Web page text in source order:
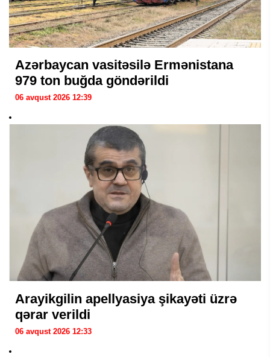
Azərbaycan vasitəsilə Ermənistana
979 ton buğda göndərildi
06 avqust 2026 12:39
Arayikgilin apellyasiya şikayəti üzrə
qərar verildi
06 avqust 2026 12:33